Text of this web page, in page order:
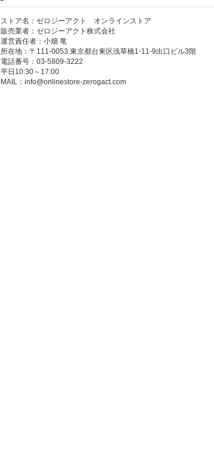
ストア名：ゼロジーアクト オンラインストア
販売業者：ゼロジーアクト株式会社
運営責任者：小畑 竜
所在地：〒111-0053 東京都台東区浅草橋1-11-9出口ビル3階
電話番号：03-5809-3222
平日10:30～17:00
MAIL： info@onlinestore-zerogact.com